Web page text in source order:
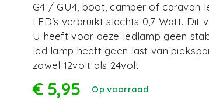
G4 / GU4, boot, camper of caravan
LED’s verbruikt slechts 0,7 Watt.
U heeft voor deze ledlamp geen
led lamp heeft geen last van
zowel 12volt als 24volt.
€5,95 Op voorraad